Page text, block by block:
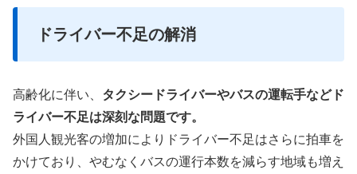
ドライバー不足の解消
高齢化に伴い、 タクシードライバーやバスの運転手などド
ライバー不足は深刻な問題です。
外国人観光客の増加によりドライバー不足はさらに拍車を
かけており、やむなくバスの運行本数を減らす地域も増え